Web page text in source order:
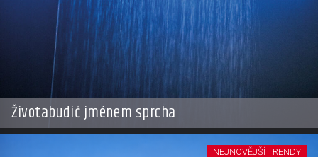
Životabudič jménem sprcha
NEJNOVĚJŠÍ TRENDY